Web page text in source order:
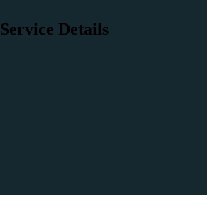
Service Details